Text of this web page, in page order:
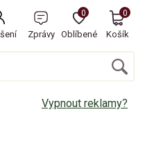
Zprávy Oblíbené
0
Košík
0
Vypnout reklamy?